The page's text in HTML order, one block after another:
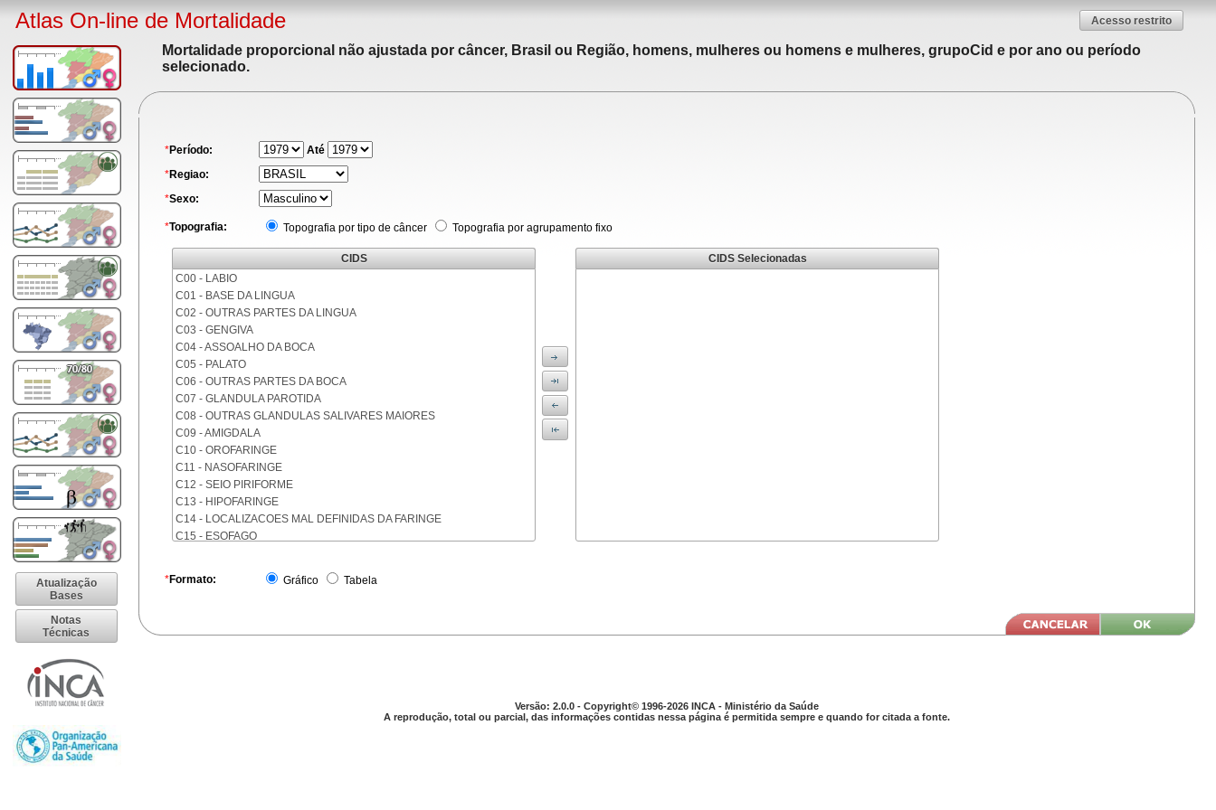
Atlas On-line de Mortalidade Acesso restrito
Atualização
Bases
Notas
Técnicas
Mortalidade proporcional não ajustada por câncer, Brasil ou Região, homens, mulheres ou homens e mulheres, grupoCid e por ano ou período
selecionado.
*Período:
Até
*Regiao:
*Sexo:
*Topografia: Topografia por tipo de câncer Topografia por agrupamento fixo
CIDS
C00 - LABIO
C01 - BASE DA LINGUA
C02 - OUTRAS PARTES DA LINGUA
C03 - GENGIVA
C04 - ASSOALHO DA BOCA
C05 - PALATO
C06 - OUTRAS PARTES DA BOCA
C07 - GLANDULA PAROTIDA
C08 - OUTRAS GLANDULAS SALIVARES MAIORES
C09 - AMIGDALA
C10 - OROFARINGE
C11 - NASOFARINGE
C12 - SEIO PIRIFORME
C13 - HIPOFARINGE
C14 - LOCALIZACOES MAL DEFINIDAS DA FARINGE
C15 - ESOFAGO
C17 - INTESTINO DELGADO
C21 - ANUS E CANAL ANAL
C26 - LOCALIZACOES MAL DEFINIDAS NO APARELHO DIGESTIVO
CIDS Selecionadas
*Formato: Gráfico Tabela
Versão: 2.0.0 - Copyright© 1996-2026 INCA - Ministério da Saúde
A reprodução, total ou parcial, das informações contidas nessa página é permitida sempre e quando for citada a fonte.